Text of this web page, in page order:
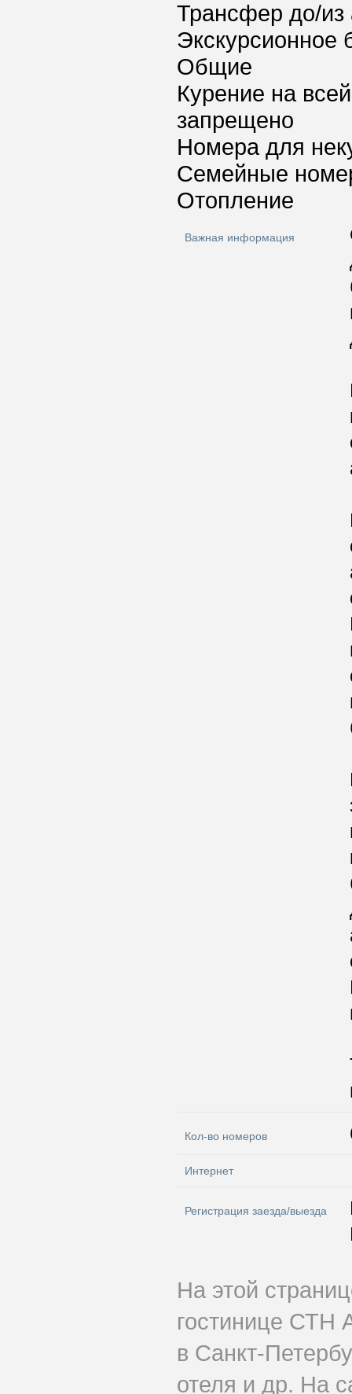
Трансфер до/из
Экскурсионное
Общие
Курение на
запрещено
Номера для
Семейные
Отопление
Важная информация
Кол-во номеров
Интернет
Регистрация заезда/выезда
На этой
гостинице СТН
в Санкт-
отеля и др. На